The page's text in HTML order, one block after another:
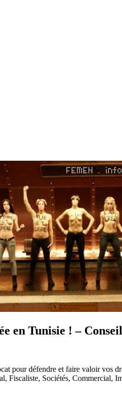
en Tunisie ! –
pour défendre et faire valoir vos
, Fiscaliste, Sociétés, Commercial,